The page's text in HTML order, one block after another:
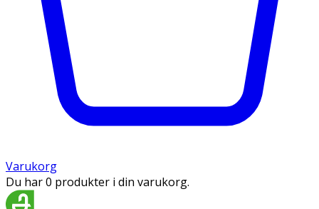
Varukorg
Du har 0 produkter i din varukorg.